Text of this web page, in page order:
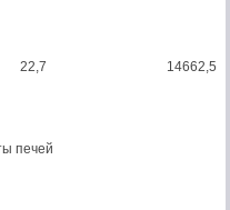
22,7 14662,5
печей